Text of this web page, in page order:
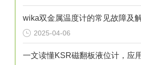
2025-04-06